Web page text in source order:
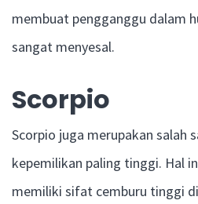
membuat pengganggu dalam
sangat menyesal.
Scorpio
Scorpio juga merupakan salah
kepemilikan paling tinggi. Hal
memiliki sifat cemburu tinggi